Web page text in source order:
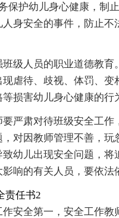
保护幼儿身心健康，制
人身安全的事件，防止不
班级人员的职业道德教育
虐待、歧视、体罚、变
损害幼儿身心健康的行
要严肃对待班级安全工作
对因教师管理不善，玩
致幼儿出现安全问题，将
响的有关人员，要依法
责任书2
作安全第一，安全工作教